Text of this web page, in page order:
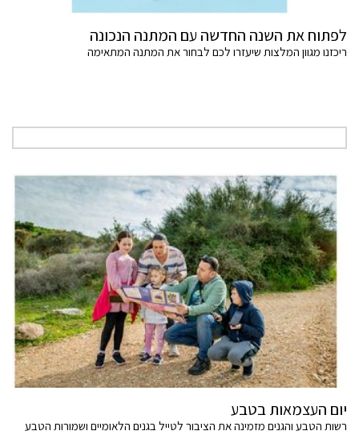
לפתוח את השנה החדשה עם המתנה הנכונה
ריכזנו מגוון המלצות שיעזרו לכם לבחור את המתנה המתאימה
יום העצמאות בטבע
רשות הטבע והגנים מזמינה את הציבור לטייל בגנים הלאומיים ושמורות הטבע